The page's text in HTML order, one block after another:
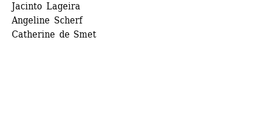
Jacinto Lageira
Angeline Scherf
Catherine de Smet